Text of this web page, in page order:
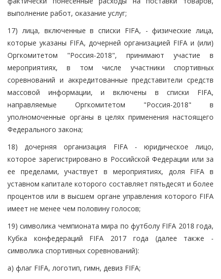
выполнение работ, оказание услуг;
17) лица, включенные в списки FIFA, - физические лица,
которые указаны FIFA, дочерней организацией FIFA и (или)
Оргкомитетом "Россия-2018", принимают участие в
мероприятиях, в том числе участники спортивных
соревнований и аккредитованные представители средств
массовой информации, и включены в списки FIFA,
направляемые Оргкомитетом "Россия-2018" в
уполномоченные органы в целях применения настоящего
Федерального закона;
18) дочерняя организация FIFA - юридическое лицо,
которое зарегистрировано в Российской Федерации или за
ее пределами, участвует в мероприятиях, доля FIFA в
уставном капитале которого составляет пятьдесят и более
процентов или в высшем органе управления которого FIFA
имеет не менее чем половину голосов;
19) символика чемпионата мира по футболу FIFA 2018 года,
Кубка конфедераций FIFA 2017 года (далее также -
символика спортивных соревнований):
а) флаг FIFA, логотип, гимн, девиз FIFA;